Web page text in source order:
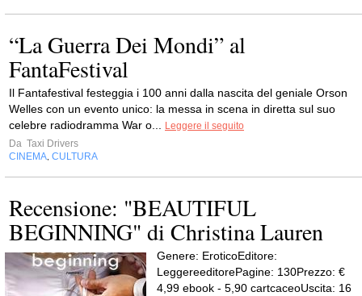
“La Guerra Dei Mondi” al
FantaFestival
Il Fantafestival festeggia i 100 anni dalla nascita del geniale Orson
Welles con un evento unico: la messa in scena in diretta sul suo
celebre radiodramma War o...
Leggere il seguito
Da Taxi Drivers
CINEMA CULTURA
Recensione: "BEAUTIFUL
BEGINNING" di Christina Lauren
Genere: EroticoEditore:
LeggereeditorePagine: 130Prezzo: €
4,99 ebook - 5,90 cartcaceoUscita: 16